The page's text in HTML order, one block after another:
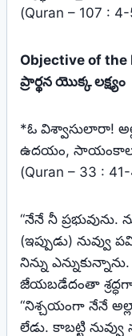
(Quran – 107 : 4-
Objective of the
ప్రార్థన యొక్క లక్ష్యం
*ఓ విశ్వాసులారా!
ఉదయం,
(Quran – 33 :
“నేనే నీ ప్రభువును.
(ఇప్పుడు) నువ్వు
నిన్ను
జేయబడేదంతా
“నిశ్చయంగా నేనే
లేడు. కాబట్టి